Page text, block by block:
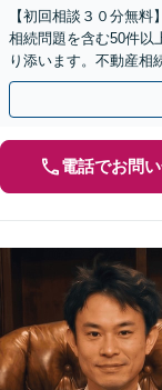
【初回相談３０分無
相続問題を含む50件以
り添います。不動産相
のご家族ともWEB相
電話でお問